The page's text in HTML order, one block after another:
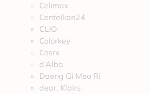
Celimax
Centellian24
CLIO
Colorkey
Cosrx
d’Alba
Daeng Gi Meo Ri
dear, Klairs